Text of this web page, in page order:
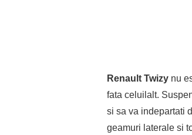
Renault Twizy nu
fata celuilalt.
si sa va indepartati
geamuri laterale si